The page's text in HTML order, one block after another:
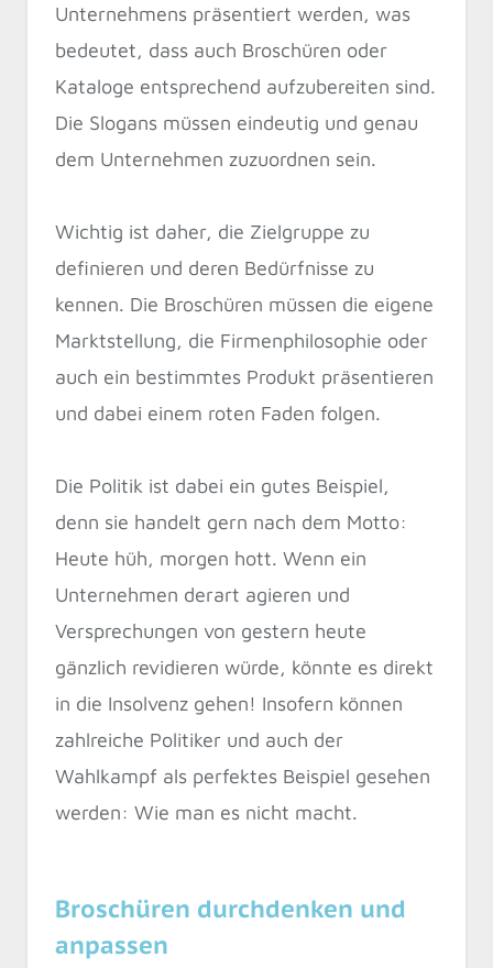
Unternehmens präsentiert werden, was
bedeutet, dass auch Broschüren oder
Kataloge entsprechend aufzubereiten sind.
Die Slogans müssen eindeutig und genau
dem Unternehmen zuzuordnen sein.
Wichtig ist daher, die Zielgruppe zu
definieren und deren Bedürfnisse zu
kennen. Die Broschüren müssen die eigene
Marktstellung, die Firmenphilosophie oder
auch ein bestimmtes Produkt präsentieren
und dabei einem roten Faden folgen.
Die Politik ist dabei ein gutes Beispiel,
denn sie handelt gern nach dem Motto:
Heute hüh, morgen hott. Wenn ein
Unternehmen derart agieren und
Versprechungen von gestern heute
gänzlich revidieren würde, könnte es direkt
in die Insolvenz gehen! Insofern können
zahlreiche Politiker und auch der
Wahlkampf als perfektes Beispiel gesehen
werden: Wie man es nicht macht.
Broschüren durchdenken und
anpassen